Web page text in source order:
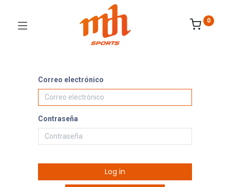
0
Correo electrónico
Contraseña
Log in